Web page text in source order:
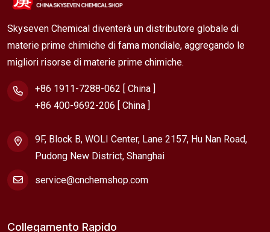
Skyseven Chemical diventerà un distributore globale di
materie prime chimiche di fama mondiale, aggregando le
migliori risorse di materie prime chimiche.
+86 1911-7288-062 [ China ]
+86 400-9692-206 [ China ]
9F, Block B, WOLI Center, Lane 2157, Hu Nan Road,
Pudong New District, Shanghai
service@cnchemshop.com
Collegamento Rapido